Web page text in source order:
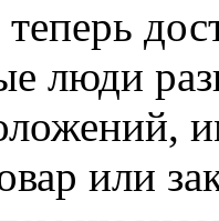
люди
или